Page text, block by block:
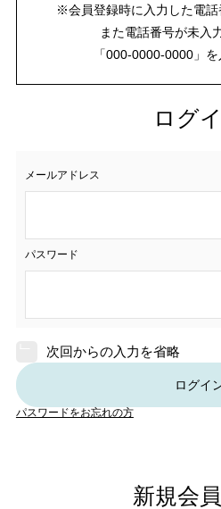
※会員登録時に入力した電話
また電話番号が未入
「000-0000-0000」を
ログ
メールアドレス
パスワード
次回からの入力を省略
ログイ
パスワードをお忘れの方
新規会